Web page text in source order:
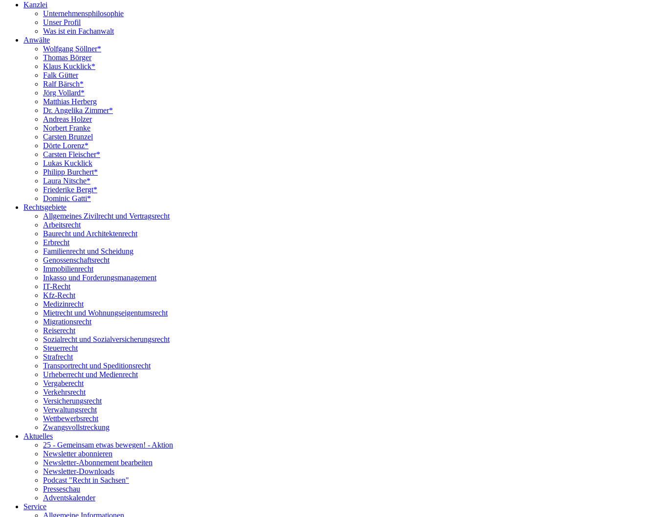
Kanzlei
Unternehmensphilosophie
Unser Profil
Was ist ein Fachanwalt
Anwälte
Wolfgang Söllner*
Thomas Börger
Klaus Kucklick*
Falk Gütter
Ralf Bärsch*
Jörg Vollard*
Matthias Herberg
Dr. Angelika Zimmer*
Andreas Holzer
Norbert Franke
Carsten Brunzel
Dörte Lorenz*
Carsten Fleischer*
Lukas Kucklick
Philipp Burchert*
Laura Nitsche*
Friederike Bergt*
Dominic Gatti*
Rechtsgebiete
Allgemeines Zivilrecht und Vertragsrecht
Arbeitsrecht
Baurecht und Architektenrecht
Erbrecht
Familienrecht und Scheidung
Genossenschaftsrecht
Immobilienrecht
Inkasso und Forderungsmanagement
IT-Recht
Kfz-Recht
Medizinrecht
Mietrecht und Wohnungseigentumsrecht
Migrationsrecht
Reiserecht
Sozialrecht und Sozialversicherungsrecht
Steuerrecht
Strafrecht
Transportrecht und Speditionsrecht
Urheberrecht und Medienrecht
Vergaberecht
Verkehrsrecht
Versicherungsrecht
Verwaltungsrecht
Wettbewerbsrecht
Zwangsvollstreckung
Aktuelles
25 - Gemeinsam etwas bewegen! - Aktion
Newsletter abonnieren
Newsletter-Abonnement bearbeiten
Newsletter-Downloads
Podcast "Recht in Sachsen"
Presseschau
Adventskalender
Service
Allgemeine Informationen